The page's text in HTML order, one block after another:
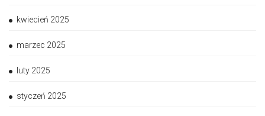
kwiecień 2025
marzec 2025
luty 2025
styczeń 2025